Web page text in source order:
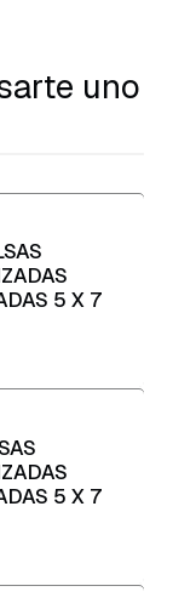
uno
5 X 7
5 X 7